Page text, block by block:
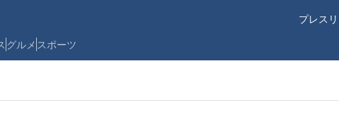
プレス
グルメ スポーツ